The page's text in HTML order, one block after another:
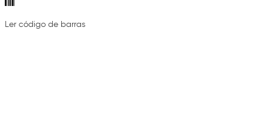
Ler código de barras